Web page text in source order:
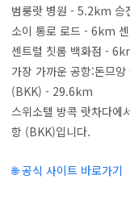
범룽랏 병원 - 5.2km
소이 통로 로드 - 6km
센트럴 칫롬 백화점 -
가장 가까운 공항:돈므
(BKK) - 29.6km
스위소텔 방콕 랏차다에
항 (BKK)입니다.
🌐 공식 사이트 바로가기